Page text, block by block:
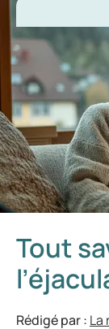
Tout
Rédigé par : La